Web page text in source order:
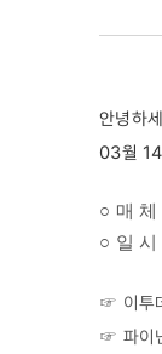
안녕하
03월
○ 매 체
○ 일 시
☞ 이투
☞ 파이